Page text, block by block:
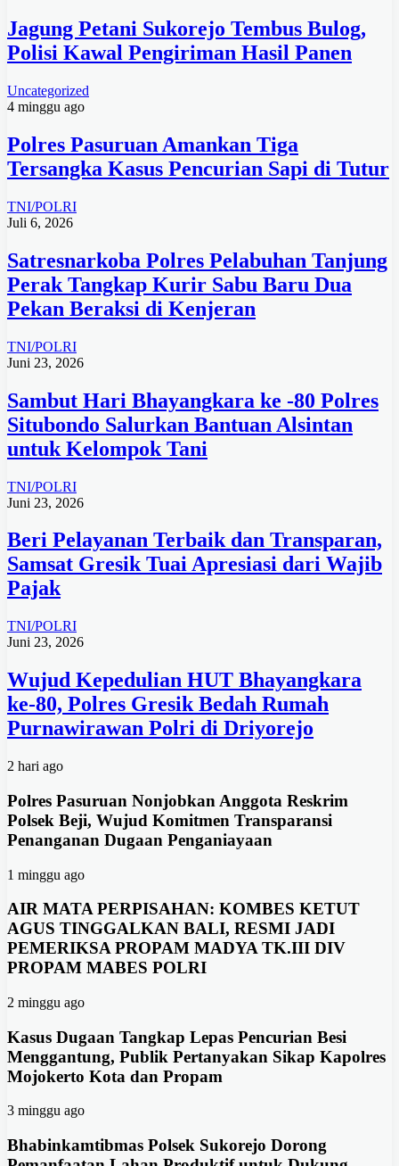
Jagung Petani Sukorejo Tembus Bulog,
Polisi Kawal Pengiriman Hasil Panen
Uncategorized
4 minggu ago
Polres Pasuruan Amankan Tiga
Tersangka Kasus Pencurian Sapi di Tutur
TNI/POLRI
Juli 6, 2026
Satresnarkoba Polres Pelabuhan Tanjung
Perak Tangkap Kurir Sabu Baru Dua
Pekan Beraksi di Kenjeran
TNI/POLRI
Juni 23, 2026
Sambut Hari Bhayangkara ke -80 Polres
Situbondo Salurkan Bantuan Alsintan
untuk Kelompok Tani
TNI/POLRI
Juni 23, 2026
Beri Pelayanan Terbaik dan Transparan,
Samsat Gresik Tuai Apresiasi dari Wajib
Pajak
TNI/POLRI
Juni 23, 2026
Wujud Kepedulian HUT Bhayangkara
ke-80, Polres Gresik Bedah Rumah
Purnawirawan Polri di Driyorejo
2 hari ago
Polres Pasuruan Nonjobkan Anggota Reskrim
Polsek Beji, Wujud Komitmen Transparansi
Penanganan Dugaan Penganiayaan
1 minggu ago
AIR MATA PERPISAHAN: KOMBES KETUT
AGUS TINGGALKAN BALI, RESMI JADI
PEMERIKSA PROPAM MADYA TK.III DIV
PROPAM MABES POLRI
2 minggu ago
Kasus Dugaan Tangkap Lepas Pencurian Besi
Menggantung, Publik Pertanyakan Sikap Kapolres
Mojokerto Kota dan Propam
3 minggu ago
Bhabinkamtibmas Polsek Sukorejo Dorong